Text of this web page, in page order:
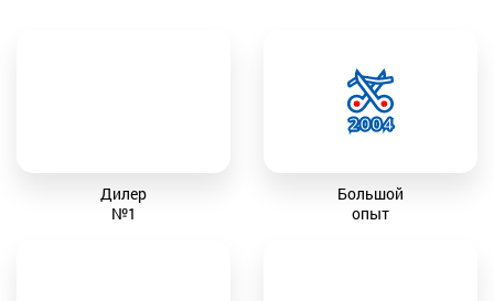
Дилер
№1
Большой
опыт